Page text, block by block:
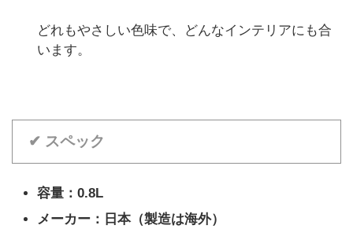
どれもやさしい色味で、どんなインテリアにも合
います。
✔ スペック
容量：0.8L
メーカー：日本（製造は海外）